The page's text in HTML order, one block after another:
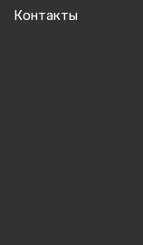
Контакты